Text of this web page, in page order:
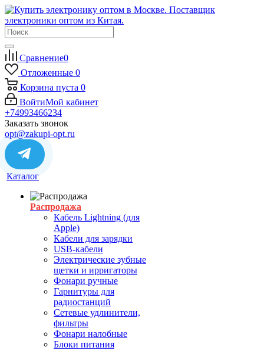
Сравнение0
Отложенные 0
Корзина пуста 0
ВойтиМой кабинет
+74993466234
Заказать звонок
opt@zakupi-opt.ru
Каталог
Распродажа
Кабель Lightning (для
Apple)
Кабели для зарядки
USB-кабели
Электрические зубные
щетки и ирригаторы
Фонари ручные
Гарнитуры для
радиостанций
Сетевые удлинители,
фильтры
Фонари налобные
Блоки питания